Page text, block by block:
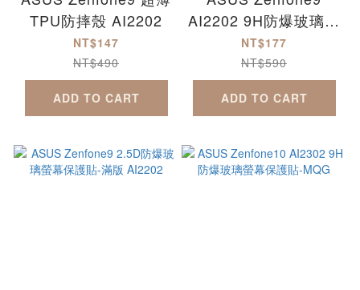
TPU防摔殼 AI2202
NT$147
NT$490
ADD TO CART
AI2202 9H防爆玻璃螢
幕保護貼-MQG
NT$177
NT$590
ADD TO CART